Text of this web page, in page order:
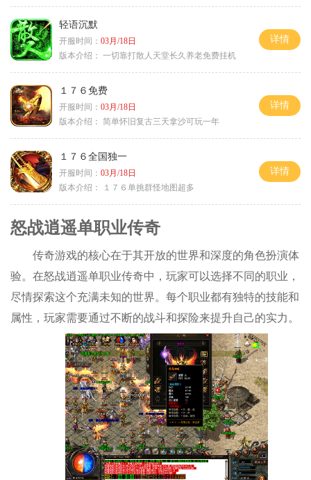
轻语沉默
开服时间： 03月/18日
版本介绍： 一切靠打散人天堂长久养老免费挂机
详情
１７６免费
开服时间： 03月/18日
版本介绍： 简单怀旧复古三天拿沙可玩一年
详情
１７６全国独一
开服时间： 03月/18日
版本介绍：
１７６单挑群怪地图超多
详情
怒战逍遥单职业传奇
传奇游戏的核心在于其开放的世界和深度的角色扮演体
验。在怒战逍遥单职业传奇中，玩家可以选择不同的职业，
尽情探索这个充满未知的世界。每个职业都有独特的技能和
属性，玩家需要通过不断的战斗和探险来提升自己的实力。